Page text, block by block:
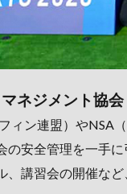
ネジメント協会
ィン連盟）やNSA
の安全管理を一手
、講習会の開催など